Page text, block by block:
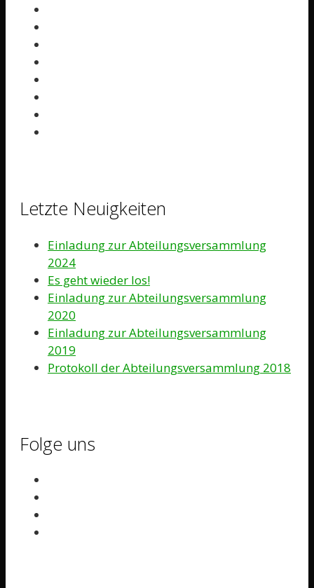
Letzte Neuigkeiten
Einladung zur Abteilungsversammlung
2024
Es geht wieder los!
Einladung zur Abteilungsversammlung
2020
Einladung zur Abteilungsversammlung
2019
Protokoll der Abteilungsversammlung 2018
Folge uns